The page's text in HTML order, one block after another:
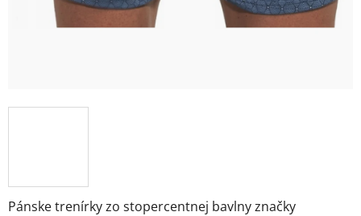
Pánske trenírky zo stopercentnej bavlny značky